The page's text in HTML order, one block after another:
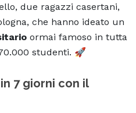
due ragazzi casertani,
che hanno ideato un
ormai famoso in tutta
studenti. 🚀
7 giorni con il